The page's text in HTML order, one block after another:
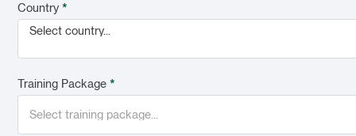
Country *
Select country...
Training Package *